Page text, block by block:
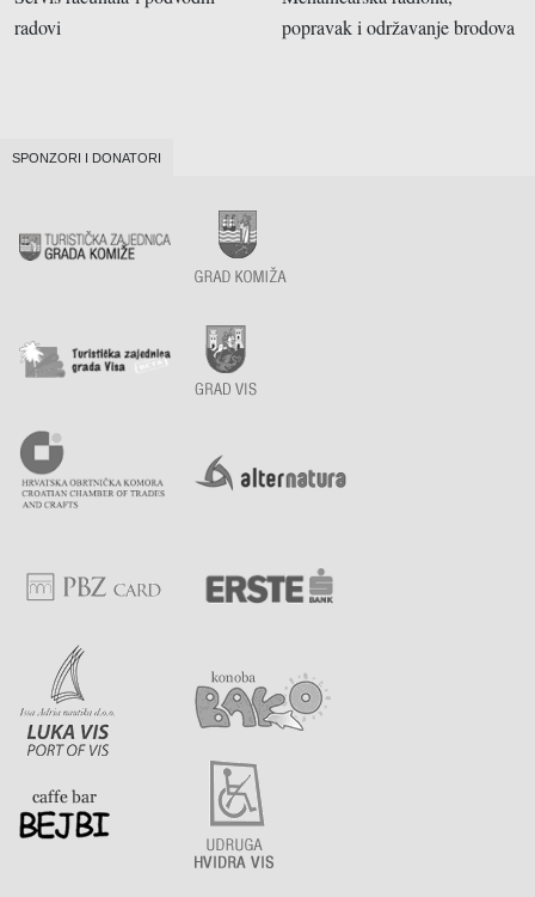
radovi
popravak i održavanje brodova
SPONZORI I DONATORI